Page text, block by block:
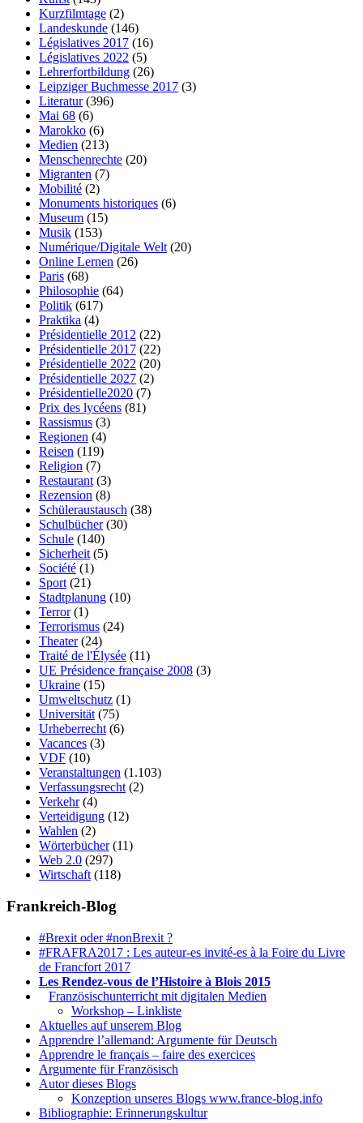
Kurzfilmtage (2)
Landeskunde (146)
Législatives 2017 (16)
Législatives 2022 (5)
Lehrerfortbildung (26)
Leipziger Buchmesse 2017 (3)
Literatur(396)
Mai 68 (6)
Marokko (6)
Medien (213)
Menschenrechte (20)
Migranten (7)
Mobilité (2)
Monuments historiques (6)
Museum (15)
Musik (153)
Numérique/Digitale Welt (20)
Online Lernen (26)
Paris (68)
Philosophie (64)
Politik (617)
Praktika (4)
Présidentielle 2012 (22)
Présidentielle 2017 (22)
Présidentielle 2022 (20)
Présidentielle 2027 (2)
Présidentielle2020 (7)
Prix des lycéens (81)
Rassismus (3)
Regionen (4)
Reisen (119)
Religion (7)
Restaurant (3)
Rezension (8)
Schüleraustausch (38)
Schulbücher(30)
Schule (140)
Sicherheit (5)
Société (1)
Sport (21)
Stadtplanung (10)
Terror(1)
Terrorismus (24)
Theater(24)
Traité de l'Élysée (11)
UE Présidence française 2008 (3)
Ukraine (15)
Umweltschutz (1)
Universität (75)
Urheberrecht (6)
Vacances (3)
VDF (10)
Veranstaltungen (1.103)
Verfassungsrecht (2)
Verkehr(4)
Verteidigung (12)
Wahlen (2)
Wörterbücher(11)
Web 2.0 (297)
Wirtschaft (118)
Frankreich-Blog
#Brexit oder #nonBrexit ?
#FRAFRA2017 : Les auteur-es invité-es à la Foire du Livre
de Francfort 2017
Les Rendez-vous de l’Histoire à Blois 2015
Französischunterricht mit digitalen Medien
Workshop – Linkliste
Aktuelles auf unserem Blog
Apprendre l’allemand: Argumente für Deutsch
Apprendre le français – faire des exercices
Argumente für Französisch
Autor dieses Blogs
Konzeption unseres Blogs www.france-blog.info
Bibliographie: Erinnerungskultur